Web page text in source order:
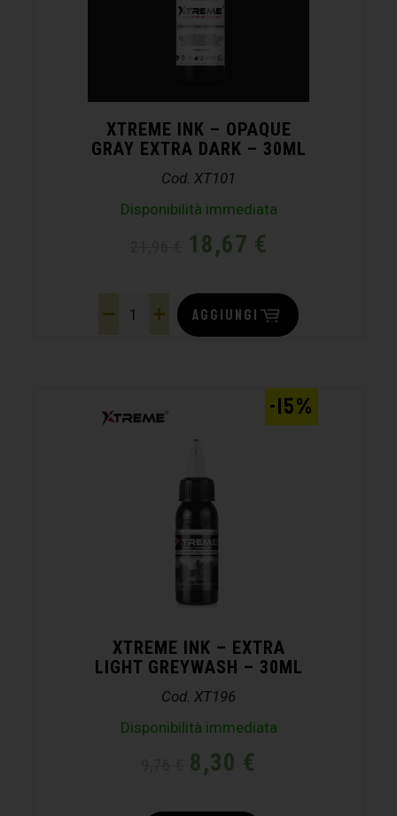
XTREME INK – OPAQUE
GRAY EXTRA DARK – 30ML
Cod. XT101
Disponibilità immediata
18,67 €
AGGIUNGI
XTREME INK – EXTRA
LIGHT GREYWASH – 30ML
Cod. XT196
Disponibilità immediata
8,30 €
-15%